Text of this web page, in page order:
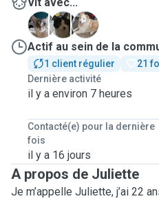
A
R
R
Actif au sein de la
1 client régulier
21
Dernière activité
il y a environ 7 heures
Contacté(e) pour la dernière
fois
il y a 16 jours
A propos de Juliette
Je m’appelle Juliette, j’ai 22